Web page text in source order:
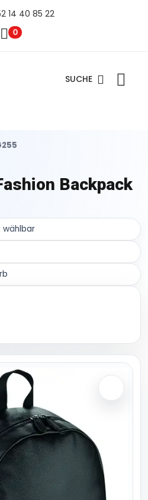
14 40 85 22
0
SUCHE
Backpack
wählbar